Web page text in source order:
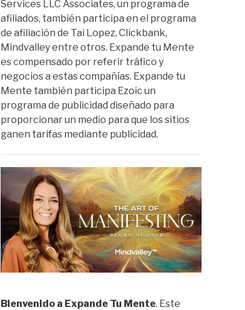
Services LLC Associates, un programa de
afiliados, también participa en el programa
de afiliación de Tai Lopez, Clickbank,
Mindvalley entre otros. Expande tu Mente
es compensado por referir tráfico y
negocios a estas compañías. Expande tu
Mente también participa Ezoic un
programa de publicidad diseñado para
proporcionar un medio para que los sitios
ganen tarifas mediante publicidad.
Bienvenido a Expande Tu Mente. Este